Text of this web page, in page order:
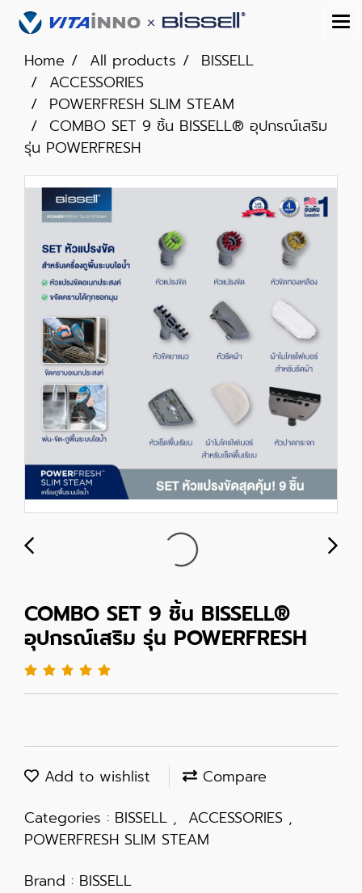
Home All products
BISSELL
ACCESSORIES
POWERFRESH SLIM STEAM
COMBO SET 9 ชิ้น BISSELL® อุปกรณ์เสริม
รุ่น POWERFRESH
COMBO SET 9 ชิ้น BISSELL®
อุปกรณ์เสริม รุ่น POWERFRESH
Add to wishlist
Compare
Categories : BISSELL , ACCESSORIES ,
POWERFRESH SLIM STEAM
Brand : BISSELL